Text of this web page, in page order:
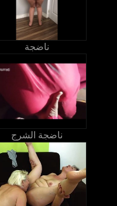
ناضجة
ناضجة الشرج